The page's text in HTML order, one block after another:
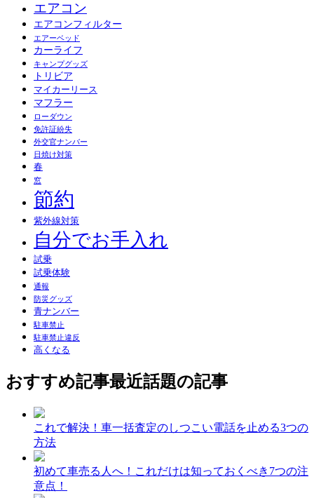
エアコン
エアコンフィルター
エアーベッド
カーライフ
キャンプグッズ
トリビア
マイカーリース
マフラー
ローダウン
免許証紛失
外交官ナンバー
日焼け対策
春
窓
節約
紫外線対策
自分でお手入れ
試乗
試乗体験
通報
防災グッズ
青ナンバー
駐車禁止
駐車禁止違反
高くなる
おすすめ記事最近話題の記事
これで解決！車一括査定のしつこい電話を止める3つの
方法
初めて車売る人へ！これだけは知っておくべき7つの注
意点！